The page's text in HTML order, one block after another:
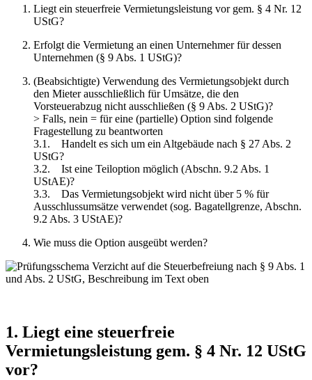
Liegt ein steuerfreie Vermietungsleistung vor gem. § 4 Nr. 12
UStG?
Erfolgt die Vermietung an einen Unternehmer für dessen
Unternehmen (§ 9 Abs. 1 UStG)?
(Beabsichtigte) Verwendung des Vermietungsobjekt durch
den Mieter ausschließlich für Umsätze, die den
Vorsteuerabzug nicht ausschließen (§ 9 Abs. 2 UStG)?
> Falls, nein = für eine (partielle) Option sind folgende
Fragestellung zu beantworten
3.1. Handelt es sich um ein Altgebäude nach § 27 Abs. 2
UStG?
3.2. Ist eine Teiloption möglich (Abschn. 9.2 Abs. 1
UStAE)?
3.3. Das Vermietungsobjekt wird nicht über 5 % für
Ausschlussumsätze verwendet (sog. Bagatellgrenze, Abschn.
9.2 Abs. 3 UStAE)?
Wie muss die Option ausgeübt werden?
1. Liegt eine steuerfreie
Vermietungsleistung gem. § 4 Nr. 12 UStG
vor?